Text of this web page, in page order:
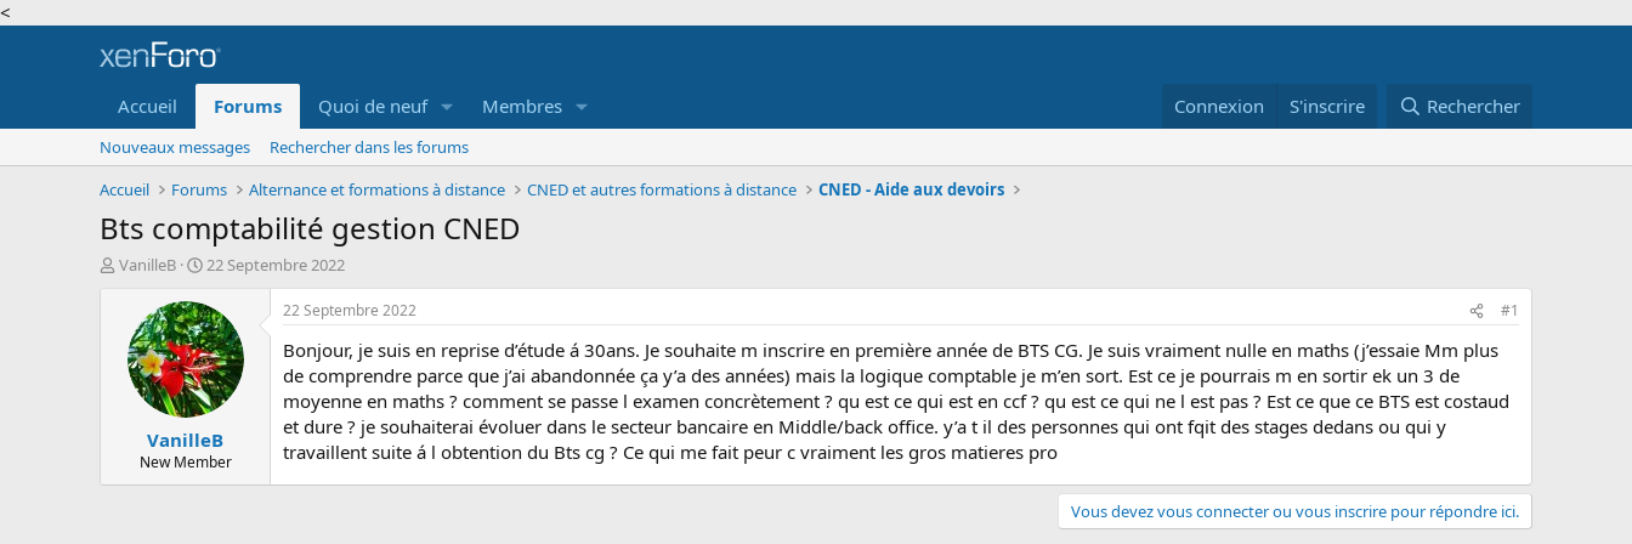
<
Accueil Forums Quoi de neuf Membres Connexion S'inscrire Rechercher
Nouveaux messages
Rechercher dans les forums
Accueil
Forums Alternance et formations à distance CNED et autres formations à distance CNED - Aide aux devoirs
Bts comptabilité gestion CNED
A
d
VanilleB
D
t
e
d
e
d
é
b
u
t
22 Septembre 2022
VanilleB
New Member
22 Septembre 2022 #1
Bonjour, je suis en reprise d’étude á 30ans. Je souhaite m inscrire en première année de BTS CG. Je suis vraiment nulle en maths (j’essaie Mm plus
de comprendre parce que j’ai abandonnée ça y’a des années) mais la logique comptable je m’en sort. Est ce je pourrais m en sortir ek un 3 de
moyenne en maths ? comment se passe l examen concrètement ? qu est ce qui est en ccf ? qu est ce qui ne l est pas ? Est ce que ce BTS est costaud
et dure ? je souhaiterai évoluer dans le secteur bancaire en Middle/back office. y’a t il des personnes qui ont fqit des stages dedans ou qui y
travaillent suite á l obtention du Bts cg ? Ce qui me fait peur c vraiment les gros matieres pro
Vous devez vous connecter ou vous inscrire pour répondre ici.